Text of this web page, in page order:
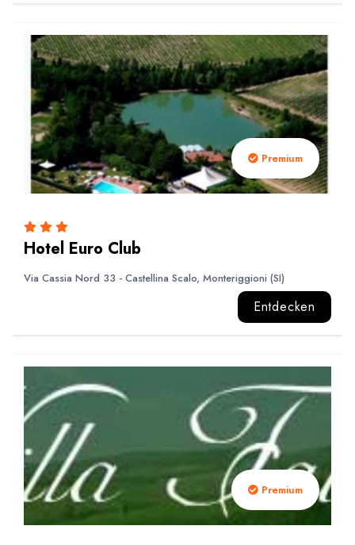
Premium
Hotel Euro Club
Via Cassia Nord 33 - Castellina Scalo, Monteriggioni (SI)
Entdecken
Premium